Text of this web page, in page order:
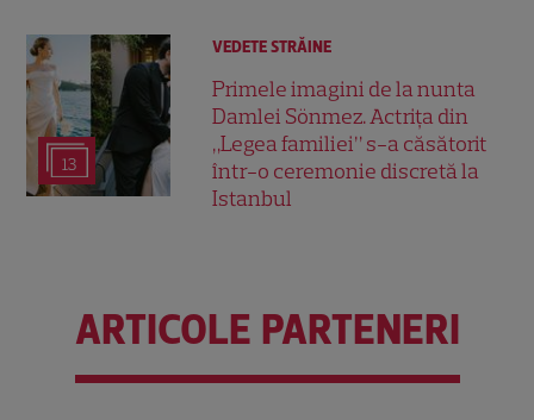
13
VEDETE STRĂINE
Primele imagini de la nunta
Damlei Sönmez. Actrița din
„Legea familiei” s-a căsătorit
într-o ceremonie discretă la
Istanbul
ARTICOLE PARTENERI